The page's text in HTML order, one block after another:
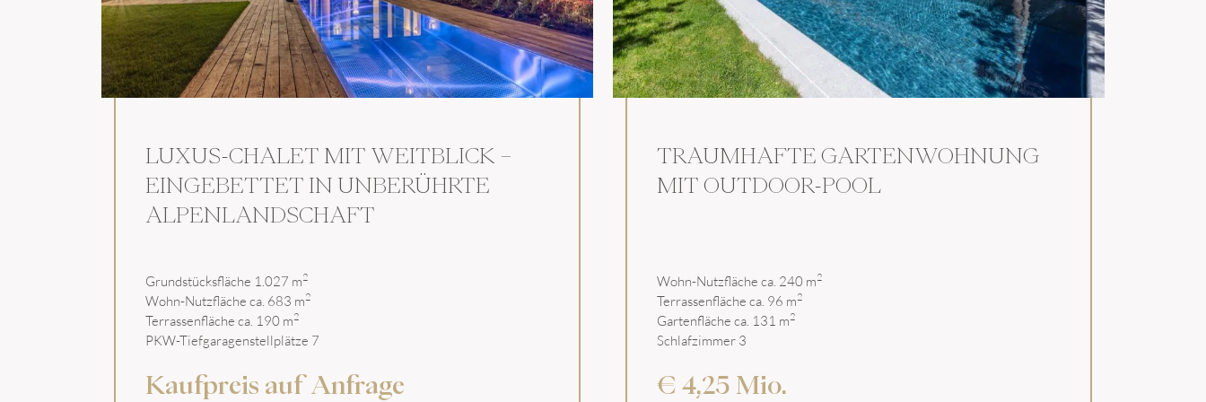
LUXUS-CHALET MIT WEITBLICK –
EINGEBETTET IN UNBERÜHRTE
ALPENLANDSCHAFT
Grundstücksfläche 1.027 m2
Wohn-Nutzfläche ca. 683 m2
Terrassenfläche ca. 190 m2
PKW-Tiefgaragenstellplätze 7
Kaufpreis auf Anfrage
TRAUMHAFTE GARTENWOHNUNG
MIT OUTDOOR-POOL
Wohn-Nutzfläche ca. 240 m2
Terrassenfläche ca. 96 m2
Gartenfläche ca. 131 m2
Schlafzimmer 3
€ 4,25 Mio.